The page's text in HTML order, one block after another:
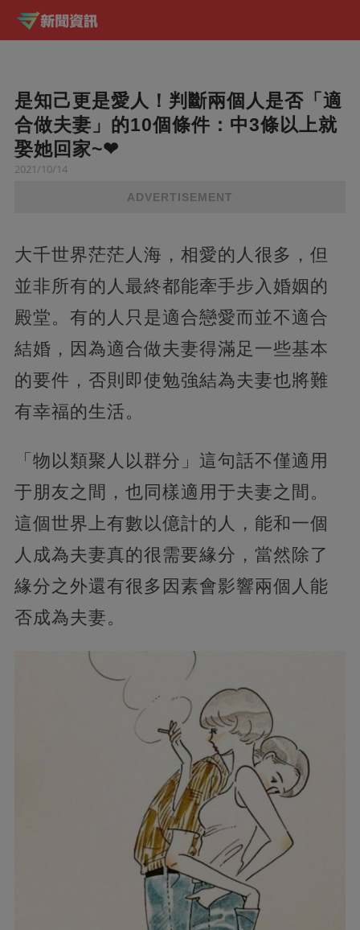
是知己更是愛人！判斷兩個人是否「適
合做夫妻」的10個條件：中3條以上就
娶她回家~❤
2021/10/14
ADVERTISEMENT
大千世界茫茫人海，相愛的人很多，但
並非所有的人最終都能牽手步入婚姻的
殿堂。有的人只是適合戀愛而並不適合
結婚，因為適合做夫妻得滿足一些基本
的要件，否則即使勉強結為夫妻也將難
有幸福的生活。
「物以類聚人以群分」這句話不僅適用
于朋友之間，也同樣適用于夫妻之間。
這個世界上有數以億計的人，能和一個
人成為夫妻真的很需要緣分，當然除了
緣分之外還有很多因素會影響兩個人能
否成為夫妻。